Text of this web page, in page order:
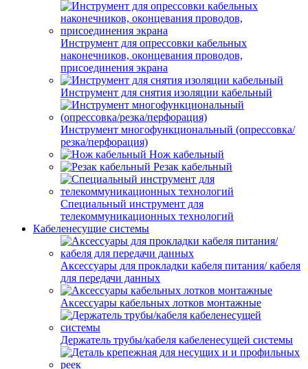
Инструмент для опрессовки кабельных
наконечников, оконцевания проводов,
присоединения экрана
Инструмент для снятия изоляции кабельный
Инструмент многофункциональный (опрессовка/
резка/перфорация)
Нож кабельный
Резак кабельный
Специальный инструмент для
телекоммуникационных технологий
Кабеленесущие системы
Аксессуары для прокладки кабеля питания/ кабеля
для передачи данных
Аксессуары кабельных лотков монтажные
Держатель трубы/кабеля кабеленесущей системы